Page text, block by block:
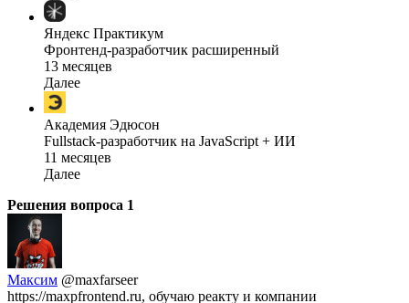
Яндекс Практикум
Фронтенд-разработчик расширенный
13 месяцев
Далее
Академия Эдюсон
Fullstack-разработчик на JavaScript + ИИ
11 месяцев
Далее
Решения вопроса 1
Максим @maxfarseer
https://maxpfrontend.ru, обучаю реакту и компании